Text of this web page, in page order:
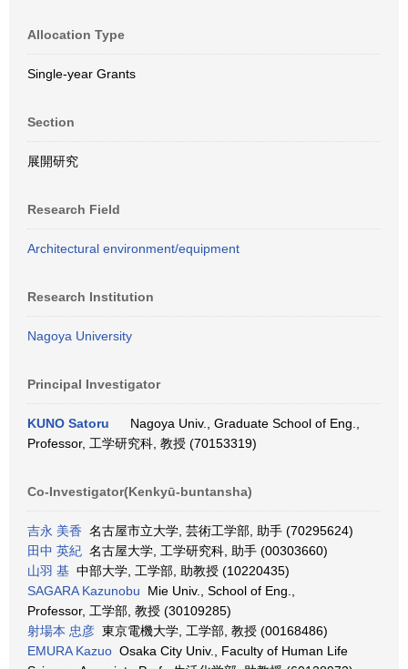
Allocation Type
Single-year Grants
Section
展開研究
Research Field
Architectural environment/equipment
Research Institution
Nagoya University
Principal Investigator
KUNO Satoru
Nagoya Univ., Graduate School of Eng.,
Professor, 工学研究科, 教授 (70153319)
Co-Investigator(Kenkyū-buntansha)
吉永 美香 名古屋市立大学, 芸術工学部, 助手 (70295624)
田中 英紀 名古屋大学, 工学研究科, 助手 (00303660)
山羽 基 中部大学, 工学部, 助教授 (10220435)
SAGARA Kazunobu Mie Univ., School of Eng.,
Professor, 工学部, 教授 (30109285)
射場本 忠彦 東京電機大学, 工学部, 教授 (00168486)
EMURA Kazuo Osaka City Univ., Faculty of Human Life